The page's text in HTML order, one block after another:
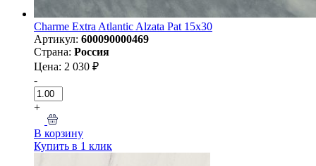
Charme Extra Atlantic Alzata Pat 15x30
Артикул: 600090000469
Страна: Россия
Цена: 2 030 ₽
-
+
В корзину
Купить в 1 клик